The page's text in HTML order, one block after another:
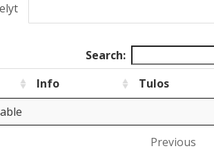
Search:
Info
Tulos
Previous